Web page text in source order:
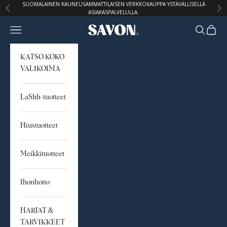
Siirry sisältöön
Edellinen
SUOMALAINEN KAUNEUSAMMATTILAISEN VERKKOKAUPPA YSTÄVÄLLISELLÄ
ASIAKASPALVELULLA.
STUDIO SAVON
Avaa navigointivalikko AvaaAvaa
KATSO KOKO
VALIKOIMA
LaShh-tuotteet
Hiustuotteet
Meikkituotteet
Ihonhoito
HARJAT &
TARVIKKEET